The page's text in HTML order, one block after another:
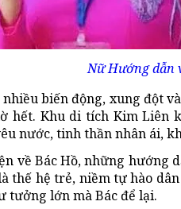
Nữ Hướng dẫn
biến động, xung đột
hết. Khu di tích Kim Liên
nước, tinh thần nhân ái,
về Bác Hồ, những
thế hệ trẻ, niềm tự hào
tưởng lớn mà Bác để lại.